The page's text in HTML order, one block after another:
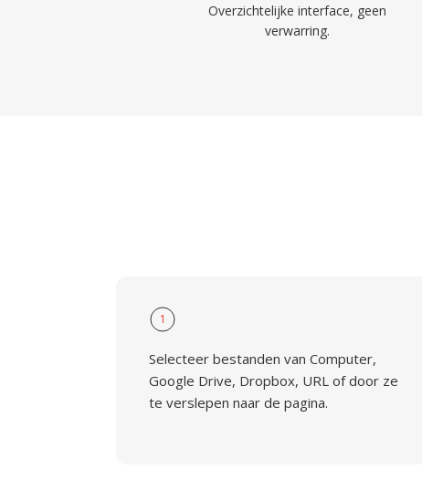
Overzichtelijke interface, geen
verwarring.
1
Selecteer bestanden van Computer,
Google Drive, Dropbox, URL of door ze
te verslepen naar de pagina.